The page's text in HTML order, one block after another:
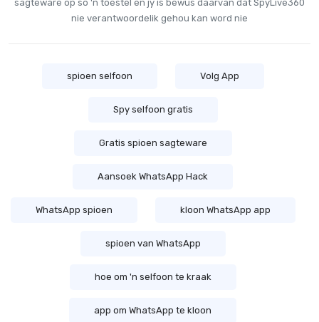
sagteware op so 'n toestel en jy is bewus daarvan dat SpyLive360
nie verantwoordelik gehou kan word nie
spioen selfoon Volg App
Spy selfoon gratis
Gratis spioen sagteware
Aansoek WhatsApp Hack
WhatsApp spioen kloon WhatsApp app
spioen van WhatsApp
hoe om 'n selfoon te kraak
app om WhatsApp te kloon